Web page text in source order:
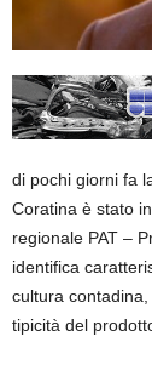
di pochi giorni fa
Coratina è stato
regionale PAT –
identifica
cultura
tipicità del